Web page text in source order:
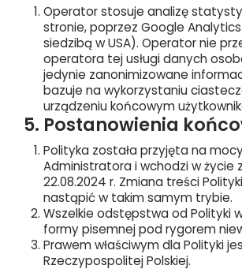
Operator stosuje analizę
stronie, poprzez Google
siedzibą w USA). Operator nie
operatora tej usługi danych
jedynie zanonimizowane
bazuje na wykorzystaniu
urządzeniu końcowym
5. Postanowienia
Polityka została przyjęta na
Administratora i wchodzi w życie
22.08.2024 r. Zmiana treści
nastąpić w takim samym trybie.
Wszelkie odstępstwa od Polityki
formy pisemnej pod rygorem
Prawem właściwym dla Polityki
Rzeczypospolitej Polskiej.